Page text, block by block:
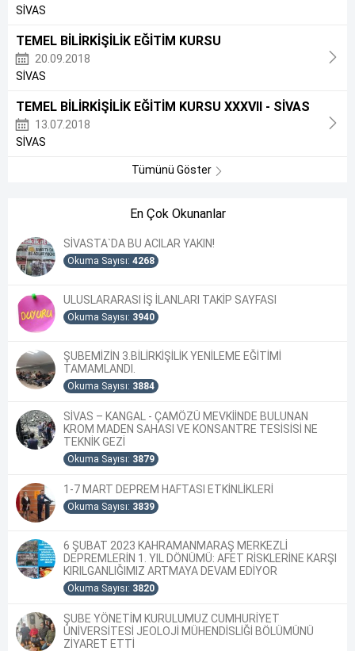
SİVAS
TEMEL BİLİRKİŞİLİK EĞİTİM KURSU
20.09.2018
SİVAS
TEMEL BİLİRKİŞİLİK EĞİTİM KURSU XXXVII - SİVAS
13.07.2018
SİVAS
Tümünü Göster
En Çok Okunanlar
SİVASTA`DA BU ACILAR YAKIN!
Okuma Sayısı: 4268
ULUSLARARASI İŞ İLANLARI TAKİP SAYFASI
Okuma Sayısı: 3940
ŞUBEMİZİN 3.BİLİRKİŞİLİK YENİLEME EĞİTİMİ
TAMAMLANDI.
Okuma Sayısı: 3884
SİVAS – KANGAL - ÇAMÖZÜ MEVKİİNDE BULUNAN
KROM MADEN SAHASI VE KONSANTRE TESİSİSİ NE
TEKNİK GEZİ
Okuma Sayısı: 3879
1-7 MART DEPREM HAFTASI ETKİNLİKLERİ
Okuma Sayısı: 3839
6 ŞUBAT 2023 KAHRAMANMARAŞ MERKEZLİ
DEPREMLERİN 1. YIL DÖNÜMÜ: AFET RİSKLERİNE KARŞI
KIRILGANLIĞIMIZ ARTMAYA DEVAM EDİYOR
Okuma Sayısı: 3820
ŞUBE YÖNETİM KURULUMUZ CUMHURİYET
ÜNİVERSİTESİ JEOLOJİ MÜHENDİSLİĞİ BÖLÜMÜNÜ
ZİYARET ETTİ